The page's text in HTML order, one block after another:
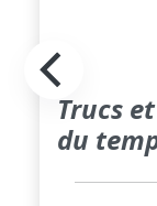
Trucs
du